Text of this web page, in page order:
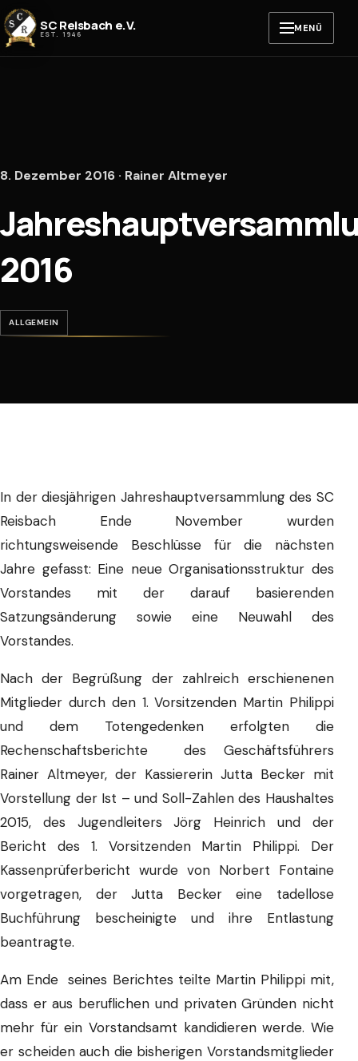
Zum Inhalt springen
SC Reisbach e.V.
EST. 1946 MENÜ
8. Dezember 2016 · Rainer Altmeyer
2016
ALLGEMEIN
In der diesjährigen Jahreshauptversammlung des SC
Reisbach Ende November wurden
richtungsweisende Beschlüsse für die nächsten
Jahre gefasst: Eine neue Organisationsstruktur des
Vorstandes mit der darauf basierenden
Satzungsänderung sowie eine Neuwahl des
Vorstandes.
Nach der Begrüßung der zahlreich erschienenen
Mitglieder durch den 1. Vorsitzenden Martin Philippi
und dem Totengedenken erfolgten die
Rechenschaftsberichte des Geschäftsführers
Rainer Altmeyer, der Kassiererin Jutta Becker mit
Vorstellung der Ist – und Soll-Zahlen des Haushaltes
2015, des Jugendleiters Jörg Heinrich und der
Bericht des 1. Vorsitzenden Martin Philippi. Der
Kassenprüferbericht wurde von Norbert Fontaine
vorgetragen, der Jutta Becker eine tadellose
Buchführung bescheinigte und ihre Entlastung
beantragte.
Am Ende seines Berichtes teilte Martin Philippi mit,
dass er aus beruflichen und privaten Gründen nicht
mehr für ein Vorstandsamt kandidieren werde. Wie
er scheiden auch die bisherigen Vorstandsmitglieder